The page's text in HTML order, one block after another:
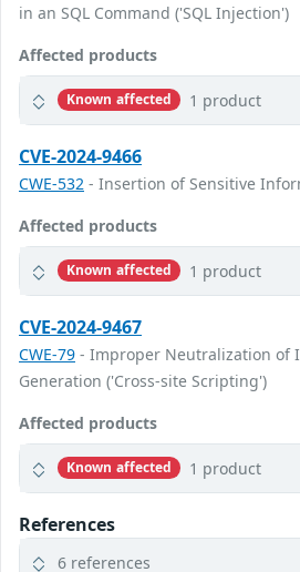
in an SQL Command ('SQL Injection')
Affected products
Known affected 1 product
CVE-2024-9466
CWE-532 - Insertion of Sensitive
Affected products
Known affected 1 product
CVE-2024-9467
CWE-79 - Improper Neutralization of
Generation ('Cross-site Scripting')
Affected products
Known affected 1 product
References
6 references